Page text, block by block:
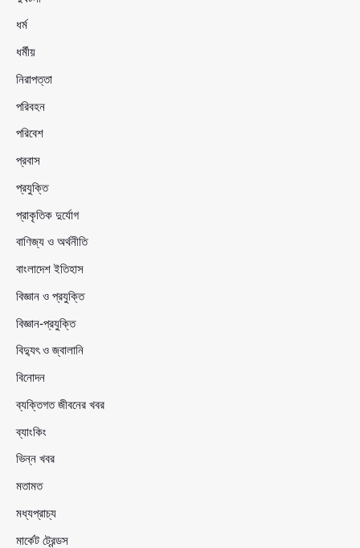
ধর্ম
ধর্মীয়
নিরাপত্তা
পরিবহন
পরিবেশ
প্রবাস
প্রযুক্তি
প্রাকৃতিক দুর্যোগ
বাণিজ্য ও অর্থনীতি
বাংলাদেশ ইতিহাস
বিজ্ঞান ও প্রযুক্তি
বিজ্ঞান-প্রযুক্তি
বিদ্যুৎ ও জ্বালানি
বিনোদন
ব্যক্তিগত জীবনের খবর
ব্যাংকিং
ভিন্ন খবর
মতামত
মধ্যপ্রাচ্য
মার্কেট ট্রেন্ডস